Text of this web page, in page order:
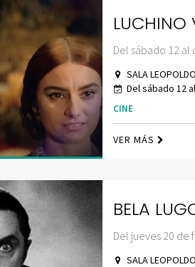
LUCHINO
Del sábado 12 al
SALA
Del sábado 12
CINE
VER MÁS
BELA
Del jueves 20 de
SALA